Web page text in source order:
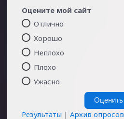
Оцените мой сайт
Отлично
Хорошо
Неплохо
Плохо
Ужасно
Результаты | Архив опросов